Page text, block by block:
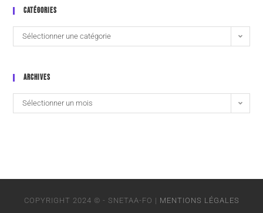
CATÉGORIES
Sélectionner une catégorie
ARCHIVES
Sélectionner un mois
COPYRIGHT 2024 © - SNETAA-FO | MENTIONS LÉGALES